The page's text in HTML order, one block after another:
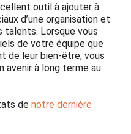
outil à ajouter à
d’une organisation et
talents. Lorsque vous
de votre équipe que
de leur bien-être, vous
avenir à long terme au
de notre dernière